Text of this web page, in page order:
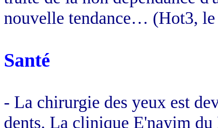
nouvelle tendance… (Hot3, le
Santé
- La chirurgie des yeux est
dents. La clinique E'nayim